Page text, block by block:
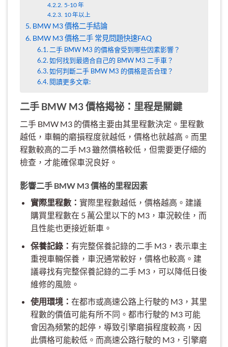
5-10 年
10 年以上
BMW M3 價格二手結論
BMW M3 價格二手 常見問題快速FAQ
二手 BMW M3 的價格會受到哪些因素影響？
如何找到最適合自己的 BMW M3 二手車？
如何判斷二手 BMW M3 的價格是否合理？
閱讀更多文章:
二手 BMW M3 價格揭祕：里程是關鍵
二手 BMW M3 的價格主要由其里程數決定。里程數
越低，車輛的磨損程度就越低，價格也就越高。而里
程數較高的二手 M3 雖然價格較低，但需要更仔細的
檢查，才能確保車況良好。
影響二手 BMW M3 價格的里程因素
實際里程數： 實際里程數越低，價格越高。建議
購買里程數在 5 萬公里以下的 M3，車況較佳，而
且性能也更接近新車。
保養記錄： 有完整保養記錄的二手 M3，表示車主
重視車輛保養，車況通常較好，價格也較高。建
議尋找有完整保養記錄的二手 M3，可以降低日後
維修的風險。
使用環境： 在都市或高速公路上行駛的 M3，其里
程數的價值可能有所不同。都市行駛的 M3 可能
會因為頻繁的起停，導致引擎磨損程度較高，因
此價格可能較低。而高速公路行駛的 M3，引擎磨